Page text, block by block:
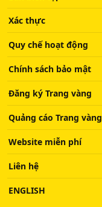
Xác thực
Quy chế hoạt động
Chính sách bảo mật
Đăng ký Trang vàng
Quảng cáo Trang vàng
Website miễn phí
Liên hệ
ENGLISH